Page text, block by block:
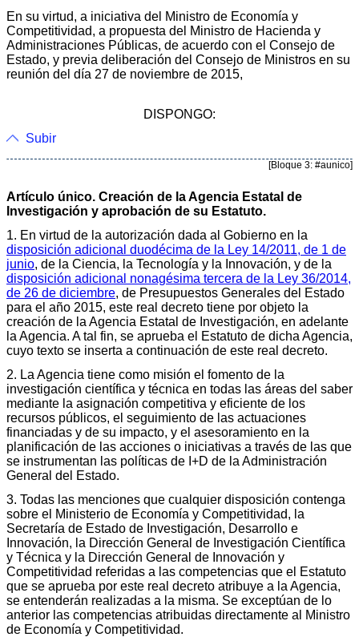
En su virtud, a iniciativa del Ministro de Economía y
Competitividad, a propuesta del Ministro de Hacienda y
Administraciones Públicas, de acuerdo con el Consejo de
Estado, y previa deliberación del Consejo de Ministros en su
reunión del día 27 de noviembre de 2015,
DISPONGO:
Subir
[Bloque 3: #aunico]
Artículo único. Creación de la Agencia Estatal de
Investigación y aprobación de su Estatuto.
1. En virtud de la autorización dada al Gobierno en la
disposición adicional duodécima de la Ley 14/2011, de 1 de
junio, de la Ciencia, la Tecnología y la Innovación, y de la
disposición adicional nonagésima tercera de la Ley 36/2014,
de 26 de diciembre, de Presupuestos Generales del Estado
para el año 2015, este real decreto tiene por objeto la
creación de la Agencia Estatal de Investigación, en adelante
la Agencia. A tal fin, se aprueba el Estatuto de dicha Agencia,
cuyo texto se inserta a continuación de este real decreto.
2. La Agencia tiene como misión el fomento de la
investigación científica y técnica en todas las áreas del saber
mediante la asignación competitiva y eficiente de los
recursos públicos, el seguimiento de las actuaciones
financiadas y de su impacto, y el asesoramiento en la
planificación de las acciones o iniciativas a través de las que
se instrumentan las políticas de I+D de la Administración
General del Estado.
3. Todas las menciones que cualquier disposición contenga
sobre el Ministerio de Economía y Competitividad, la
Secretaría de Estado de Investigación, Desarrollo e
Innovación, la Dirección General de Investigación Científica
y Técnica y la Dirección General de Innovación y
Competitividad referidas a las competencias que el Estatuto
que se aprueba por este real decreto atribuye a la Agencia,
se entenderán realizadas a la misma. Se exceptúan de lo
anterior las competencias atribuidas directamente al Ministro
de Economía y Competitividad.